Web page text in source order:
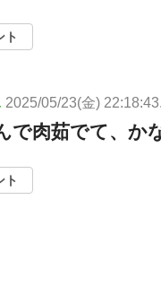
ト
2025/05/23(金)
で肉茹でて、か
ト